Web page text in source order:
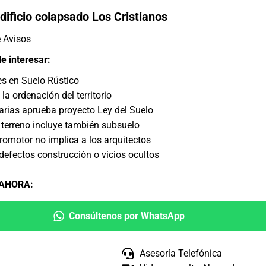
colapsado Los Cristianos
Avisos
interesar:
en Suelo Rústico
ordenación del territorio
aprueba proyecto Ley del Suelo
incluye también subsuelo
no implica a los arquitectos
construcción o vicios ocultos
:
Consúltenos por WhatsApp
Asesoría Telefónica